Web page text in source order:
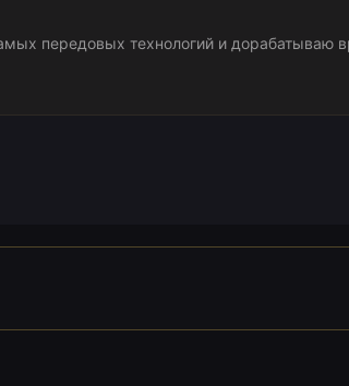
передовых технологий и дорабатываю